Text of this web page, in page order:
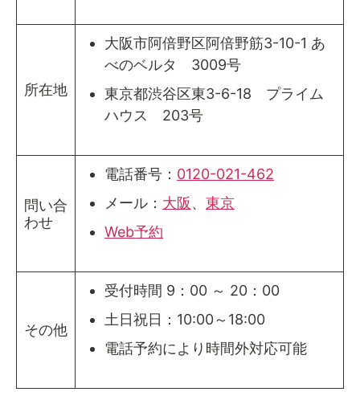
所在地
大阪市阿倍野区阿倍野筋3-10-1 あ
べのベルタ 3009号
東京都渋谷区東3-6-18 プライム
ハウス 203号
問い合
わせ
電話番号： 0120-021-462
メール： 大阪、 東京
Web予約
その他
受付時間 9：00 ～ 20：00
土日祝日：10:00～18:00
電話予約により時間外対応可能